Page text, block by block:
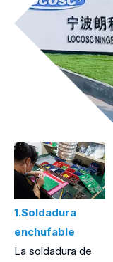
1.Soldadura
enchufable
La soldadura de